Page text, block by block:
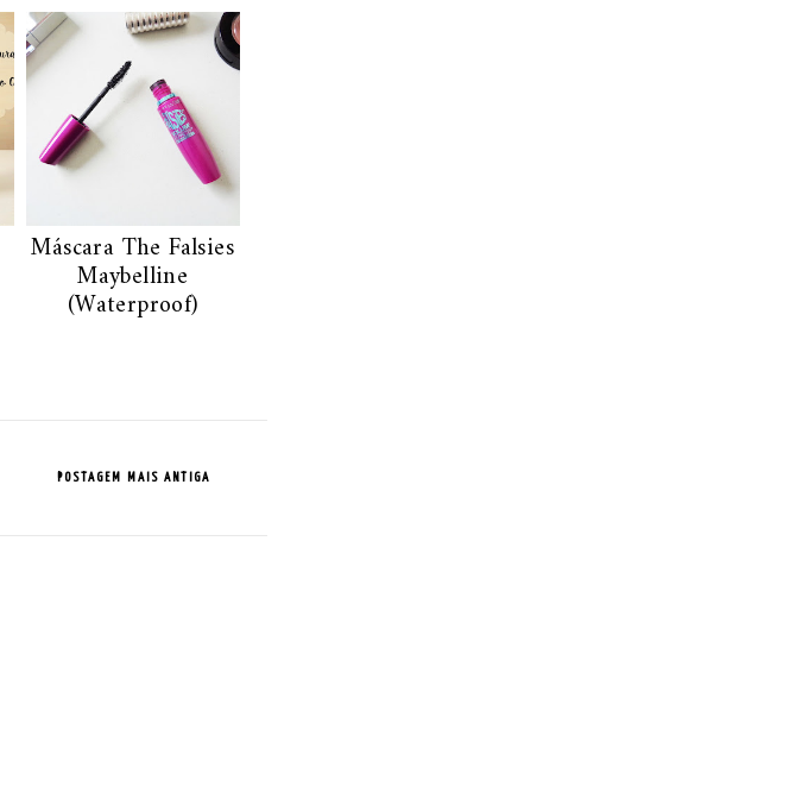
Máscara The Falsies
Maybelline
(Waterproof)
POSTAGEM MAIS ANTIGA